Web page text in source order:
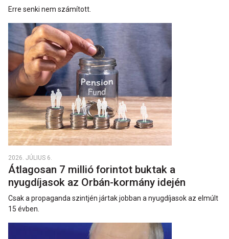
Erre senki nem számított.
2026. JÚLIUS 6.
Átlagosan 7 millió forintot buktak a
nyugdíjasok az Orbán-kormány idején
Csak a propaganda szintjén jártak jobban a nyugdíjasok az elmúlt
15 évben.